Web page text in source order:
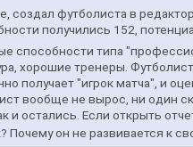
создал футболиста в
получились 152,
способности типа
хорошие тренеры.
получает "игрок матча", и
вообще не вырос, ни один
и остались. Если открыть
Почему он не развивается к